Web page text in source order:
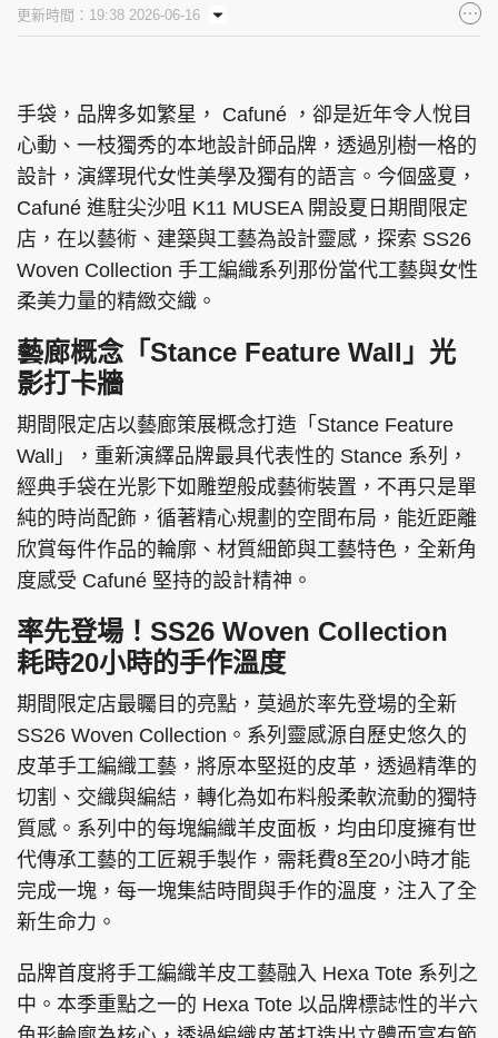
更新時間：19:38 2026-06-16
手袋，品牌多如繁星， Cafuné ，卻是近年令人悅目
心動、一枝獨秀的本地設計師品牌，透過別樹一格的
設計，演繹現代女性美學及獨有的語言。今個盛夏，
Cafuné 進駐尖沙咀 K11 MUSEA 開設夏日期間限定
店，在以藝術、建築與工藝為設計靈感，探索 SS26
Woven Collection 手工編織系列那份當代工藝與女性
柔美力量的精緻交織。
藝廊概念「Stance Feature Wall」光
影打卡牆
期間限定店以藝廊策展概念打造「Stance Feature
Wall」，重新演繹品牌最具代表性的 Stance 系列，
經典手袋在光影下如雕塑般成藝術裝置，不再只是單
純的時尚配飾，循著精心規劃的空間布局，能近距離
欣賞每件作品的輪廓、材質細節與工藝特色，全新角
度感受 Cafuné 堅持的設計精神。
率先登場！SS26 Woven Collection
耗時20小時的手作溫度
期間限定店最矚目的亮點，莫過於率先登場的全新
SS26 Woven Collection。系列靈感源自歷史悠久的
皮革手工編織工藝，將原本堅挺的皮革，透過精準的
切割、交織與編結，轉化為如布料般柔軟流動的獨特
質感。系列中的每塊編織羊皮面板，均由印度擁有世
代傳承工藝的工匠親手製作，需耗費8至20小時才能
完成一塊，每一塊集結時間與手作的溫度，注入了全
新生命力。
品牌首度將手工編織羊皮工藝融入 Hexa Tote 系列之
中。本季重點之一的 Hexa Tote 以品牌標誌性的半六